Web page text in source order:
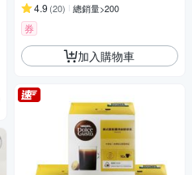
4.9 (20) 總銷量>200
券
加入購物車